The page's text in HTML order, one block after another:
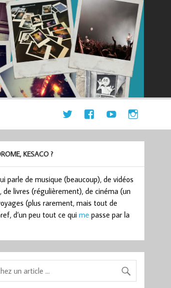
KESACO ?
parle de musique (beaucoup), de vidéos
de livres (régulièrement), de cinéma (un
(plus rarement, mais tout de
d’un peu tout ce quime passe par la